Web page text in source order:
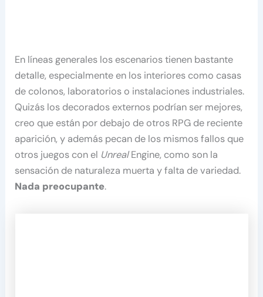
En líneas generales los escenarios tienen bastante
detalle, especialmente en los interiores como casas
de colonos, laboratorios o instalaciones industriales.
Quizás los decorados externos podrían ser mejores,
creo que están por debajo de otros RPG de reciente
aparición, y además pecan de los mismos fallos que
otros juegos con el UnrealEngine, como son la
sensación de naturaleza muerta y falta de variedad.
Nada preocupante.